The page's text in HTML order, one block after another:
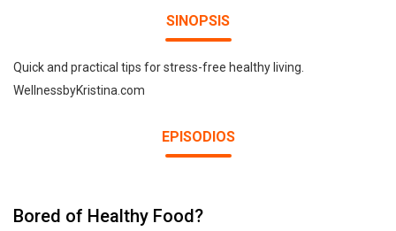
SINOPSIS
Quick and practical tips for stress-free healthy living.
WellnessbyKristina.com
EPISODIOS
Bored of Healthy Food?